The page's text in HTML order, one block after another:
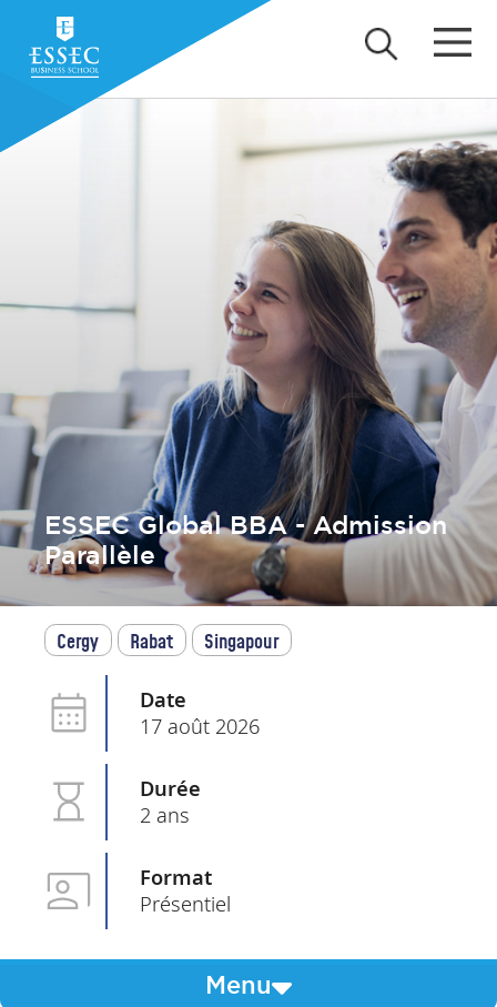
ESSEC Global BBA - Admission
Parallèle
Cergy Rabat Singapour
Date
17 août 2026
Durée
2 ans
Format
Présentiel
Menu